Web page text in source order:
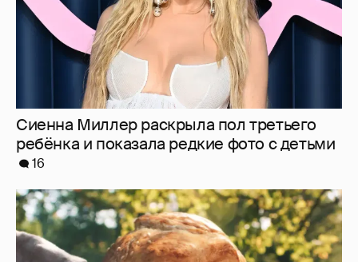
"Россия-24" обратилась в прокуратуру и СК
из-за угроз в адрес создателей "Колобка"